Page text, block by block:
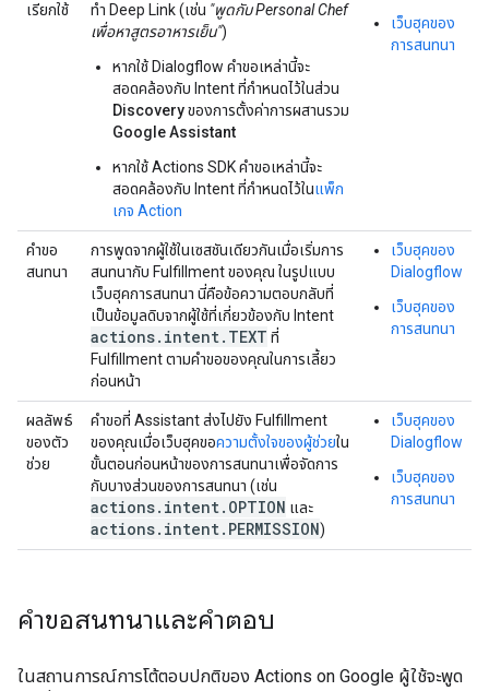
เรียกใช้
ทำ Deep Link (เช่น "พูดกับ Personal Chef
เพื่อหาสูตรอาหารเย็น")
หากใช้ Dialogflow คำขอเหล่านี้จะ
สอดคล้องกับ Intent ที่กำหนดไว้ในส่วน
Discoveryของการตั้งค่าการผสานรวม
Google Assistant
หากใช้ Actions SDK คำขอเหล่านี้จะ
สอดคล้องกับ Intent ที่กำหนดไว้ในแพ็ก
เกจ Action
เว็บฮุคของ
การสนทนา
คำขอ
สนทนา
การพูดจากผู้ใช้ในเซสชันเดียวกันเมื่อเริ่มการ
สนทนากับ Fulfillment ของคุณ ในรูปแบบ
เว็บฮุคการสนทนา นี่คือข้อความตอบกลับที่
เป็นข้อมูลดิบจากผู้ใช้ที่เกี่ยวข้องกับ Intent
actions. intent. TEXT ที่
Fulfillment ตามคำขอของคุณในการเลี้ยว
ก่อนหน้า
เว็บฮุคของ
Dialogflow
เว็บฮุคของ
การสนทนา
ผลลัพธ์
ของตัว
ช่วย
คำขอที่ Assistant ส่งไปยัง Fulfillment
ของคุณเมื่อเว็บฮุคขอความตั้งใจของผู้ช่วยใน
ขั้นตอนก่อนหน้าของการสนทนาเพื่อจัดการ
กับบางส่วนของการสนทนา (เช่น
actions. intent. OPTION และ
actions. intent. PERMISSION)
เว็บฮุคของ
Dialogflow
เว็บฮุคของ
การสนทนา
คำขอสนทนาและคำตอบ
ในสถานการณ์การโต้ตอบปกติของ Actions on Google ผู้ใช้จะพูด